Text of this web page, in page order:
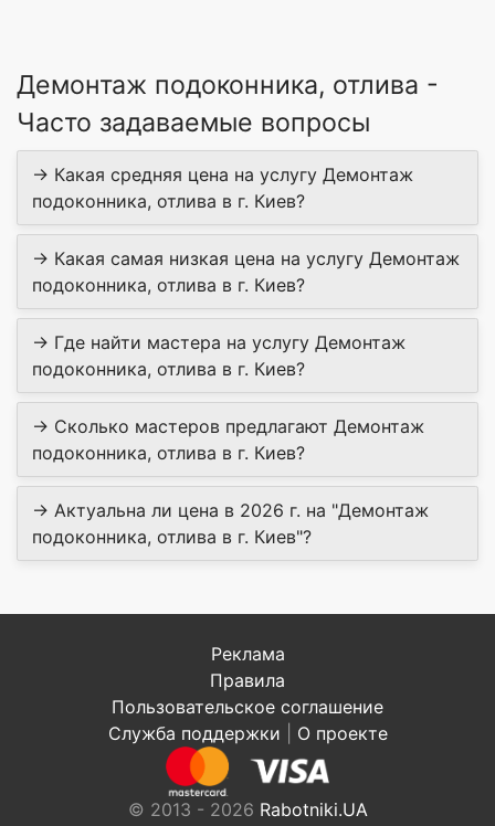
Демонтаж подоконника, отлива -
Часто задаваемые вопросы
→ Какая средняя цена на услугу Демонтаж
подоконника, отлива в г. Киев?
→ Какая самая низкая цена на услугу Демонтаж
подоконника, отлива в г. Киев?
→ Где найти мастера на услугу Демонтаж
подоконника, отлива в г. Киев?
→ Сколько мастеров предлагают Демонтаж
подоконника, отлива в г. Киев?
→ Актуальна ли цена в 2026 г. на "Демонтаж
подоконника, отлива в г. Киев"?
Реклама
Правила
Пользовательское соглашение
Служба поддержки
О проекте
© 2013 - 2026 Rabotniki.UA